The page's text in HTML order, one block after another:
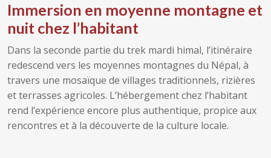
Immersion en moyenne montagne et
nuit chez l’habitant
Dans la seconde partie du trek mardi himal, l’itinéraire
redescend vers les moyennes montagnes du Népal, à
travers une mosaïque de villages traditionnels, rizières
et terrasses agricoles. L’hébergement chez l’habitant
rend l’expérience encore plus authentique, propice aux
rencontres et à la découverte de la culture locale.